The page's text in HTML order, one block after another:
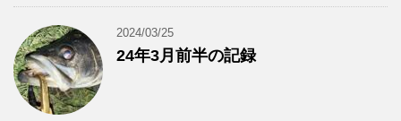
2024/03/25
24年3月前半の記録